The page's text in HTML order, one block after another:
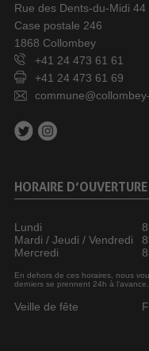
Rue des Dents-du-Midi 44
Case postale 246
1868 Collombey
+41 24 473 61 61
+41 24 473 61 69
HORAIRE
Lundi
Mardi / Jeudi / Vendredi
Mercredi
En dehors de ces horaires, nous
derniers se prennent 24h à l’avance.
Veille de fête